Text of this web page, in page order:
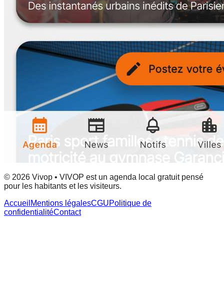
© 2026 Vivop • VIVOP est un agenda local gratuit pensé
pour les habitants et les visiteurs.
Accueil Mentions légalesCGUPolitique de
confidentialitéContact